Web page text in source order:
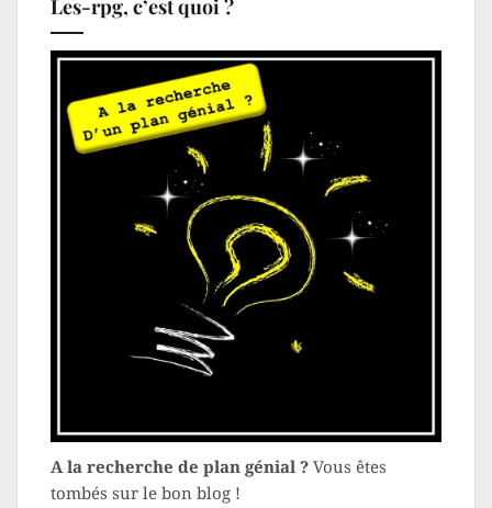
Les-rpg, c’est quoi ?
A la recherche de plan génial ? Vous êtes
tombés sur le bon blog !